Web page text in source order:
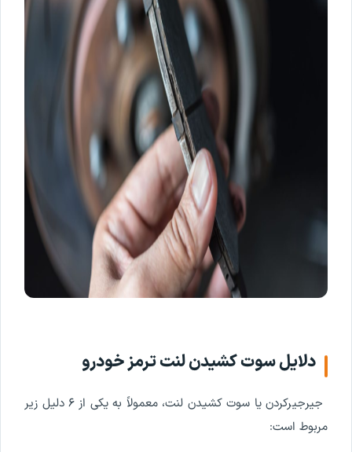
دلایل سوت کشیدن لنت ترمز خودرو
جیرجیرکردن یا سوت کشیدن لنت، معمولاً به یکی از ۶ دلیل زیر
مربوط است: